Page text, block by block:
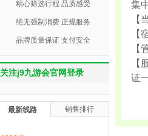
集
【
【
【
【
证
精心筛选行程 品质感受
绝无强制消费 正规服务
品牌质量保证 支付安全
关注j9九游会官网登录
最新线路 销售排行